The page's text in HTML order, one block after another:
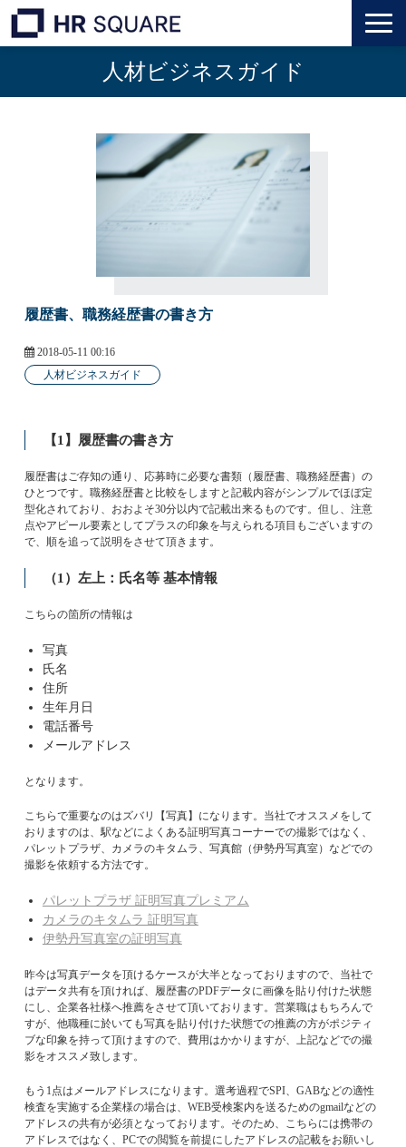
トップ
人材業界転職
インタビュー
代表メッセージ
個人のお客様
人材ビジネスガイド
履歴書、職務経歴書の書き方
2018-05-11 00:16
人材ビジネスガイド
【1】履歴書の書き方
履歴書はご存知の通り、応募時に必要な書類（履歴書、職務経歴書）の
ひとつです。職務経歴書と比較をしますと記載内容がシンプルでほぼ定
型化されており、おおよそ30分以内で記載出来るものです。但し、注意
点やアピール要素としてプラスの印象を与えられる項目もございますの
で、順を追って説明をさせて頂きます。​​​​​​​
（1）左上：氏名等 基本情報
こちらの箇所の情報は
写真
氏名
住所
生年月日
電話番号
メールアドレス
となります。
こちらで重要なのはズバリ【写真】になります。当社でオススメをして
おりますのは、駅などによくある証明写真コーナーでの撮影ではなく、
パレットプラザ、カメラのキタムラ、写真館（伊勢丹写真室）などでの
撮影を依頼する方法です。
パレットプラザ 証明写真プレミアム
カメラのキタムラ 証明写真
伊勢丹写真室の証明写真
昨今は写真データを頂けるケースが大半となっておりますので、当社で
はデータ共有を頂ければ、履歴書のPDFデータに画像を貼り付けた状態
にし、企業各社様へ推薦をさせて頂いております。営業職はもちろんで
すが、他職種に於いても写真を貼り付けた状態での推薦の方がポジティ
ブな印象を持って頂けますので、費用はかかりますが、上記などでの撮
影をオススメ致します。
もう1点はメールアドレスになります。選考過程でSPI、GABなどの適性
検査を実施する企業様の場合は、WEB受検案内を送るためのgmailなどの
アドレスの共有が必須となっております。そのため、こちらには携帯の
アドレスではなく、PCでの閲覧を前提にしたアドレスの記載をお願いし